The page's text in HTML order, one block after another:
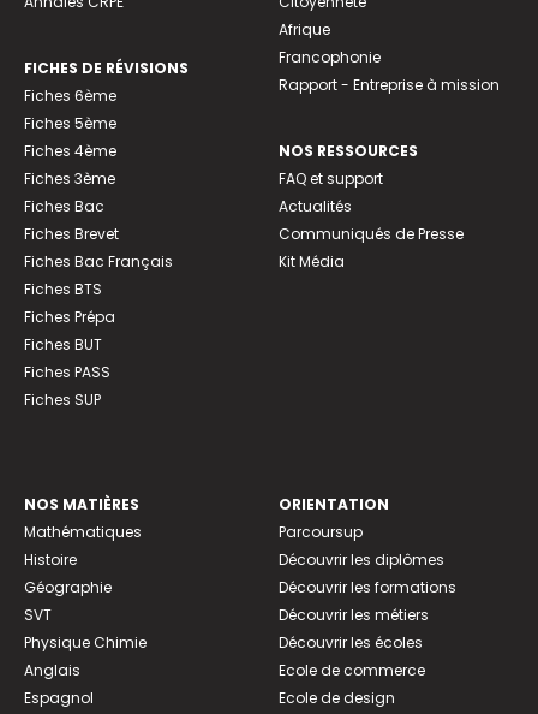
FICHES DE RÉVISIONS
Fiches 6ème
Fiches 5ème
Fiches 4ème
Fiches 3ème
Fiches Bac
Fiches Brevet
Fiches Bac Français
Fiches BTS
Fiches Prépa
Fiches BUT
Fiches PASS
Fiches SUP
Afrique
Francophonie
Rapport - Entreprise à mission
NOS RESSOURCES
FAQ et support
Actualités
Communiqués de Presse
Kit Média
NOS MATIÈRES
Mathématiques
Histoire
Géographie
SVT
Physique Chimie
Anglais
Espagnol
ORIENTATION
Parcoursup
Découvrir les diplômes
Découvrir les formations
Découvrir les métiers
Découvrir les écoles
Ecole de commerce
Ecole de design